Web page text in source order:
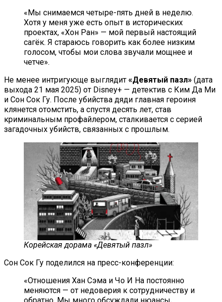
«Мы снимаемся четыре-пять дней в неделю.
Хотя у меня уже есть опыт в исторических
проектах, «Хон Ран» — мой первый настоящий
сагёк. Я стараюсь говорить как более низким
голосом, чтобы мои слова звучали мощнее и
четче».
Не менее интригующе выглядит «Девятый пазл» (дата
выхода 21 мая 2025) от Disney+ — детектив с Ким Да Ми
и Сон Сок Гу. После убийства дяди главная героиня
клянется отомстить, а спустя десять лет, став
криминальным профайлером, сталкивается с серией
загадочных убийств, связанных с прошлым.
Корейская дорама «Девятый пазл»
Сон Сок Гу поделился на пресс-конференции:
«Отношения Хан Сэма и Чо И На постоянно
меняются — от недоверия к сотрудничеству и